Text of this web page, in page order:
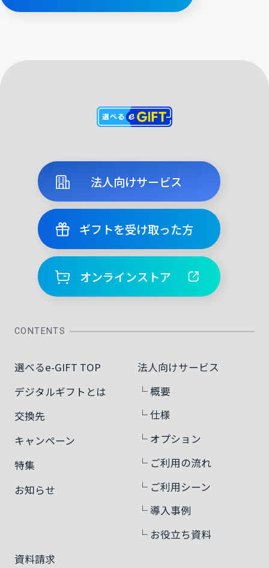
法人向けサービス
ギフトを受け取った方
オンラインストア
CONTENTS
選べるe-GIFT TOP
デジタルギフトとは
交換先
キャンペーン
特集
お知らせ
法人向けサービス
└ 概要
└ 仕様
└ オプション
└ ご利用の流れ
└ ご利用シーン
└ 導入事例
└ お役立ち資料
資料請求